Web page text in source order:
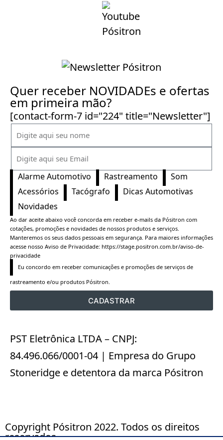
Quer receber NOVIDADEs e ofertas
em primeira mão?
[contact-form-7 id="224" title="Newsletter"]
Alarme Automotivo Rastreamento
Som
Acessórios
Tacógrafo
Dicas Automotivas
Novidades
Ao dar aceite abaixo você concorda em receber e-mails da Pósitron com
cotações, promoções e novidades de nossos produtos e serviços.
Manteremos os seus dados pessoais em segurança. Para maiores informações
acesse nosso Aviso de Privacidade: https://stage.positron.com.br/aviso-de-
privacidade
Eu concordo em receber comunicações e promoções de serviços de
rastreamento e/ou produtos Pósitron.
CADASTRAR
PST Eletrônica LTDA – CNPJ:
84.496.066/0001-04 | Empresa do Grupo
Stoneridge e detentora da marca Pósitron
Copyright Pósitron 2022. Todos os direitos
reservados.